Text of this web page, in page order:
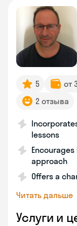
5 от
2 отзыва
lessons
approach
Offers a
Читать дальше
Услуги и